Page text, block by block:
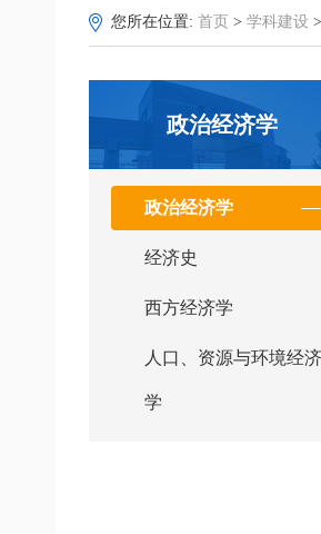
您所在位置: 首页 > 学科建设 >
政治经济学
政治经济学
经济史
西方经济学
人口、资源与环境经济
学